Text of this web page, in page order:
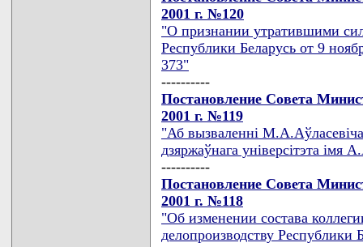
2001 г. №120
"О признании утратившими
Республики Беларусь от 9
373"
----------
Постановление Совета
2001 г. №119
"Аб вызваленнi М.А.Аўласевiча
дзяржаўнага унiверсiтэта iмя
----------
Постановление Совета
2001 г. №118
"Об изменении состава
делопроизводству Республики